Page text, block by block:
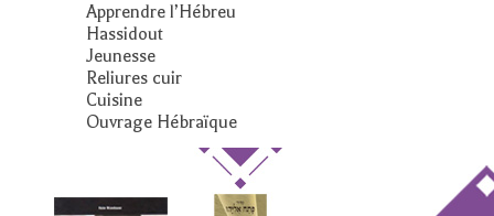
Apprendre l’Hébreu
Hassidout
Jeunesse
Reliures cuir
Cuisine
Ouvrage Hébraïque